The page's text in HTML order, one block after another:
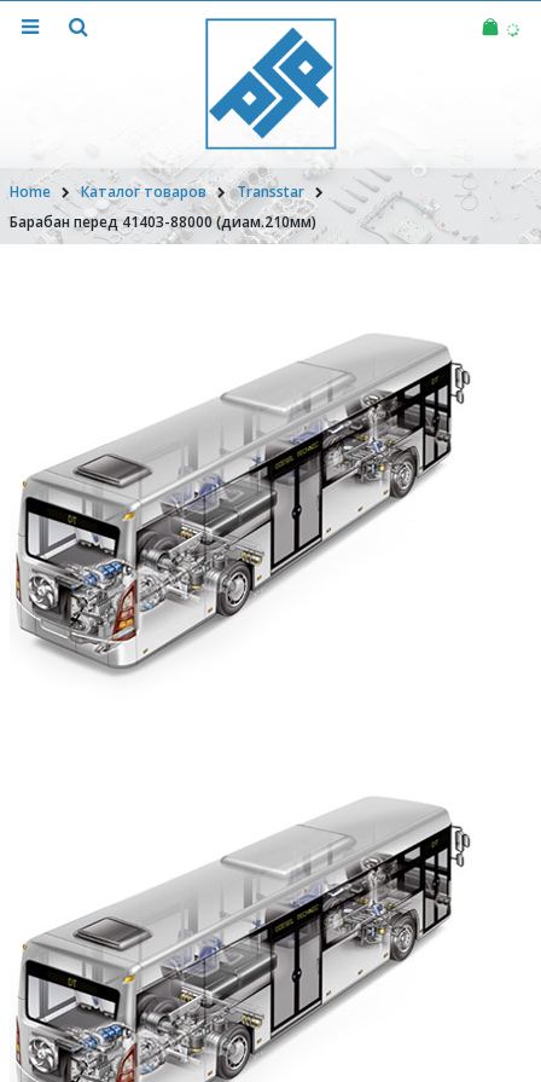
Home Каталог товаров
Transstar
Барабан перед 41403-88000 (диам.210мм)